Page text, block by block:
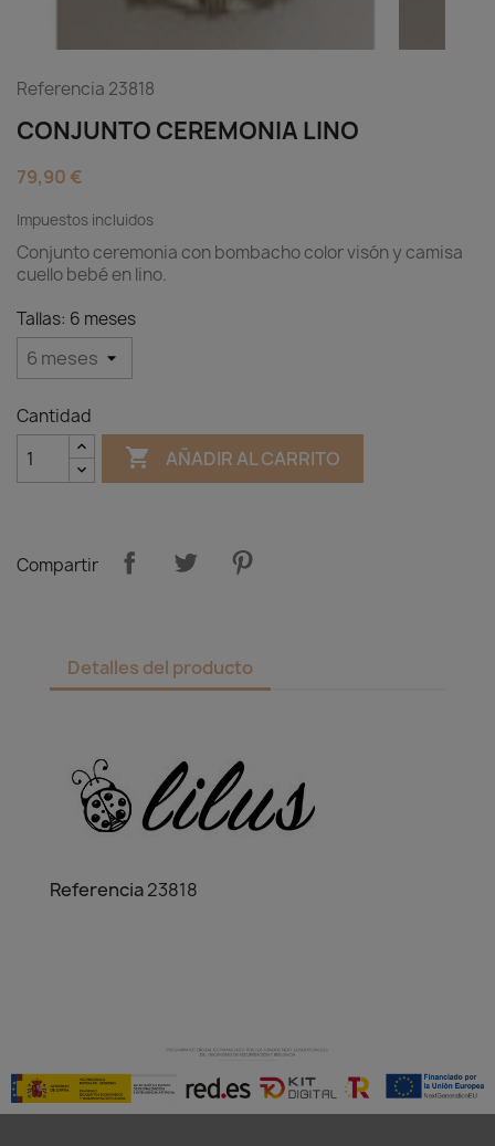
Referencia 23818
CONJUNTO CEREMONIA LINO
79,90 €
Impuestos incluidos
Conjunto ceremonia con bombacho color visón y camisa
cuello bebé en lino.
Tallas: 6 meses
Cantidad
 AÑADIR AL CARRITO
Compartir
Detalles del producto
Referencia23818